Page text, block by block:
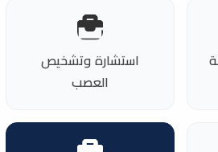
استشارة وتشخيص
العصب